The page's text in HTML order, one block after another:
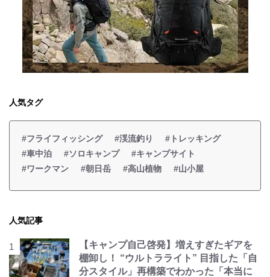
人気タグ
#フライフィッシング #渓流釣り
#トレッキング
#車中泊
#ソロキャンプ
#キャンプサイト
#ワークマン
#朝日岳 #高山植物 #山小屋
人気記事
【キャンプ自己啓発】増えすぎたギアを
棚卸し！ “ウルトラライト” 目指した「自
分スタイル」再構築でわかった「本当に